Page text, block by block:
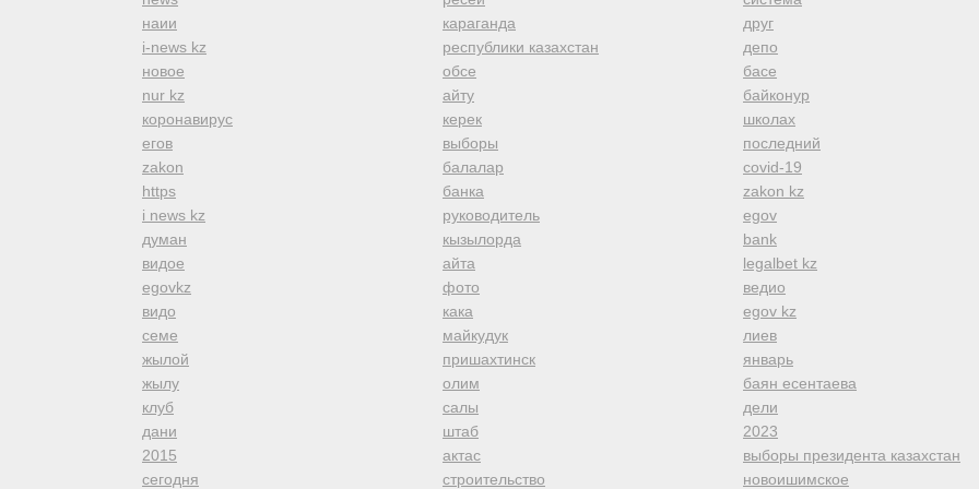
наии
i-news kz
новое
nur kz
коронавирус
егов
zakon
https
i news kz
думан
видое
egovkz
видо
семе
жылой
жылу
клуб
дани
2015
сегодня
караганда
республики казахстан
обсе
айту
керек
выборы
балалар
банка
руководитель
кызылорда
айта
фото
кака
майкудук
пришахтинск
олим
салы
штаб
актас
строительство
друг
депо
басе
байконур
школах
последний
covid-19
zakon kz
egov
bank
legalbet kz
ведио
egov kz
лиев
январь
баян есентаева
дели
2023
выборы президента казахстан
новоишимское